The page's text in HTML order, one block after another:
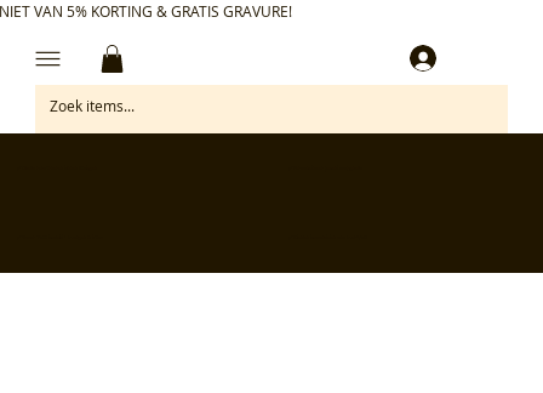
VAN 5% KORTING & GRATIS GRAVURE!